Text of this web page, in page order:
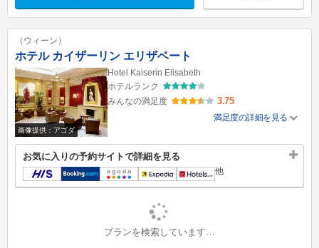
（ウィーン）
ホテル カイザーリン エリザベート
画像提供：アゴダ
Hotel Kaiserin Elisabeth
ホテルランク
みんなの満足度
3.75
満足度の詳細を見る
お気に入りの予約サイトで詳細を見る
他
プランを検索しています…